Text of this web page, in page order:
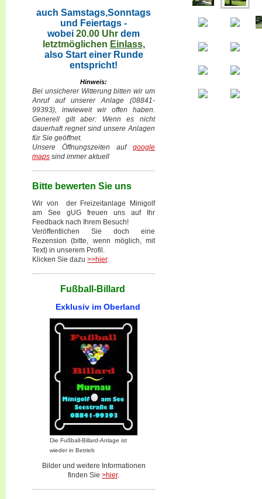
auch Samstags,Sonntags
und Feiertags -
wobei 20.00 Uhr dem
letztmöglichen Einlass,
also Start einer Runde
entspricht!
Hinweis:
Bei unsicherer Witterung bitten wir um
Anruf auf unserer Anlage (08841-
99393), inwieweit wir offen haben.
Generell gilt aber: Wenn es nicht
dauerhaft regnet sind unsere Anlagen
für Sie geöffnet.
Unsere Öffnungszeiten auf google
maps sind immer aktuell
Bitte bewerten Sie uns
Wir von der Freizeitanlage Minigolf
am See gUG freuen uns auf Ihr
Feedback nach Ihrem Besuch!
Veröffentlichen Sie doch eine
Rezension (bitte, wenn möglich, mit
Text) in unserem Profil.
Klicken Sie dazu >>hier.
Fußball-Billard
Exklusiv im Oberland
Die Fußball-Billard-Anlage ist
wieder in Betrieb
Bilder und weitere Informationen
finden Sie >hier.